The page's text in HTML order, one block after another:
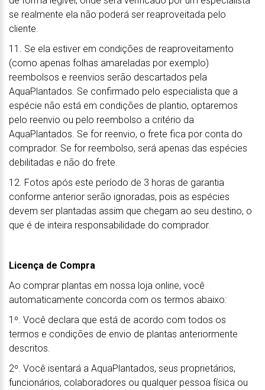
se realmente ela não poderá ser reaproveitada pelo
cliente.
11. Se ela estiver em condições de reaproveitamento
(como apenas folhas amareladas por exemplo)
reembolsos e reenvios serão descartados pela
AquaPlantados. Se confirmado pelo especialista que a
espécie não está em condições de plantio, optaremos
pelo reenvio ou pelo reembolso a critério da
AquaPlantados. Se for reenvio, o frete fica por conta do
comprador. Se for reembolso, será apenas das espécies
debilitadas e não do frete.
12. Fotos após este período de 3 horas de garantia
conforme anterior serão ignoradas, pois as espécies
devem ser plantadas assim que chegam ao seu destino, o
que é de inteira responsabilidade do comprador.
Licença de Compra
Ao comprar plantas em nossa loja online, você
automaticamente concorda com os termos abaixo:
1º. Você declara que está de acordo com todos os
termos e condições de envio de plantas anteriormente
descritos.
2º. Você isentará a AquaPlantados, seus proprietários,
funcionários, colaboradores ou qualquer pessoa física ou